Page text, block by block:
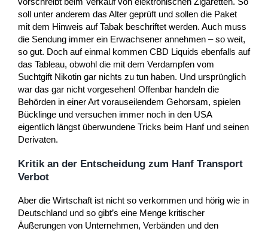
soll unter anderem das Alter geprüft und sollen die Paket
mit dem Hinweis auf Tabak beschriftet werden. Auch muss
die Sendung immer ein Erwachsener annehmen – so weit,
so gut. Doch auf einmal kommen CBD Liquids ebenfalls auf
das Tableau, obwohl die mit dem Verdampfen vom
Suchtgift Nikotin gar nichts zu tun haben. Und ursprünglich
war das gar nicht vorgesehen! Offenbar handeln die
Behörden in einer Art vorauseilendem Gehorsam, spielen
Bücklinge und versuchen immer noch in den USA
eigentlich längst überwundene Tricks beim Hanf und seinen
Derivaten.
Kritik an der Entscheidung zum Hanf Transport
Verbot
Aber die Wirtschaft ist nicht so verkommen und hörig wie in
Deutschland und so gibt’s eine Menge kritischer
Äußerungen von Unternehmen, Verbänden und den